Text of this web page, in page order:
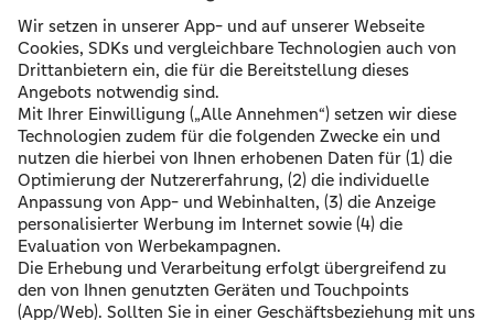
Gut zu wissen: Kompakt-Paket für 30 Tage
kostenlos!
Um die SCHUFA-UnternehmensAuskunft zu erhalten,
müssen Sie einen "meineSCHUFA" Zugang anlegen.
Mit dem Code SUA-IMPLECObekommen Sie das
"meineSCHUFA" Kompakt-Paket für 30 Tage
kostenlos. Klicken Sie dafür auf den unten stehenden
Button und geben Sie dort den Code ein. Über den
Zugang können Sie dann die SCHUFA-